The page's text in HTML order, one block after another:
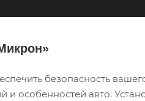
безопасность
особенностей авто.